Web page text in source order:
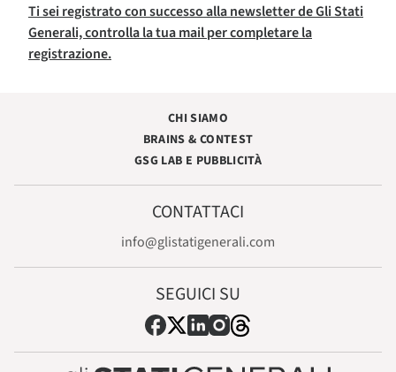
Ti sei registrato con successo alla newsletter de Gli Stati
Generali, controlla la tua mail per completare la
registrazione.
CHI SIAMO
BRAINS & CONTEST
GSG LAB E PUBBLICITÀ
CONTATTACI
info@glistatigenerali.com
SEGUICI SU